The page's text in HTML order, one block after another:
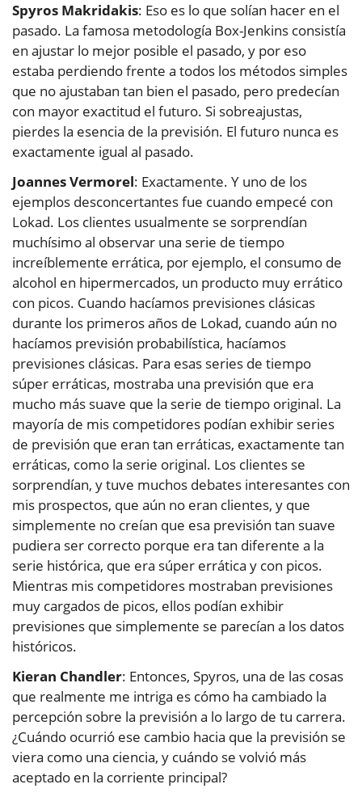
Spyros Makridakis: Eso es lo que solían hacer en el
pasado. La famosa metodología Box-Jenkins consistía
en ajustar lo mejor posible el pasado, y por eso
estaba perdiendo frente a todos los métodos simples
que no ajustaban tan bien el pasado, pero predecían
con mayor exactitud el futuro. Si sobreajustas,
pierdes la esencia de la previsión. El futuro nunca es
exactamente igual al pasado.
Joannes Vermorel: Exactamente. Y uno de los
ejemplos desconcertantes fue cuando empecé con
Lokad. Los clientes usualmente se sorprendían
muchísimo al observar una serie de tiempo
increíblemente errática, por ejemplo, el consumo de
alcohol en hipermercados, un producto muy errático
con picos. Cuando hacíamos previsiones clásicas
durante los primeros años de Lokad, cuando aún no
hacíamos previsión probabilística, hacíamos
previsiones clásicas. Para esas series de tiempo
súper erráticas, mostraba una previsión que era
mucho más suave que la serie de tiempo original. La
mayoría de mis competidores podían exhibir series
de previsión que eran tan erráticas, exactamente tan
erráticas, como la serie original. Los clientes se
sorprendían, y tuve muchos debates interesantes con
mis prospectos, que aún no eran clientes, y que
simplemente no creían que esa previsión tan suave
pudiera ser correcto porque era tan diferente a la
serie histórica, que era súper errática y con picos.
Mientras mis competidores mostraban previsiones
muy cargados de picos, ellos podían exhibir
previsiones que simplemente se parecían a los datos
históricos.
Kieran Chandler: Entonces, Spyros, una de las cosas
que realmente me intriga es cómo ha cambiado la
percepción sobre la previsión a lo largo de tu carrera.
¿Cuándo ocurrió ese cambio hacia que la previsión se
viera como una ciencia, y cuándo se volvió más
aceptado en la corriente principal?